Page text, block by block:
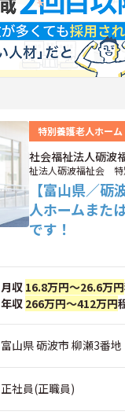
特別養護老人ホーム
社会福祉法人砺波
祉法人砺波福祉会 特
【富山県／
人ホームまた
です！
月収 16.8万円～26.6万円
年収 266万円～412万円
富山県 砺波市 柳瀬3番地
正社員(正職員)